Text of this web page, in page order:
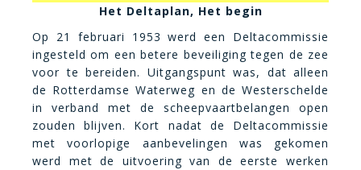
Het Deltaplan, Het begin
Op 21 februari 1953 werd een Deltacommissie
ingesteld om een betere beveiliging tegen de zee
voor te bereiden. Uitgangspunt was, dat alleen
de Rotterdamse Waterweg en de Westerschelde
in verband met de scheepvaartbelangen open
zouden blijven. Kort nadat de Deltacommissie
met voorlopige aanbevelingen was gekomen
werd met de uitvoering van de eerste werken